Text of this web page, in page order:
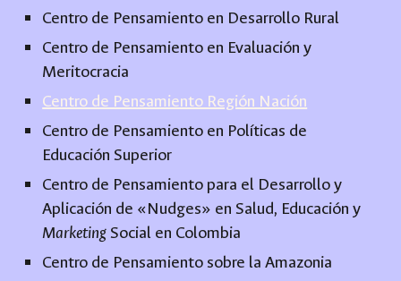
Centro de Pensamiento en Desarrollo Rural
Centro de Pensamiento en Evaluación y
Meritocracia
Centro de Pensamiento Región Nación
Centro de Pensamiento en Políticas de
Educación Superior
Centro de Pensamiento para el Desarrollo y
Aplicación de «Nudges» en Salud, Educación y
MarketingSocial en Colombia
Centro de Pensamiento sobre la Amazonia